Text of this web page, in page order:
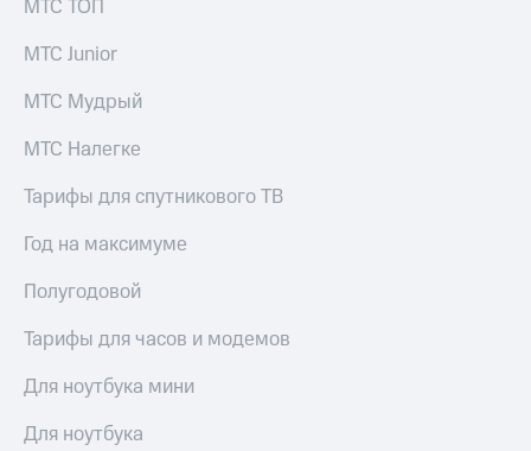
МТС ТОП
МТС Junior
МТС Мудрый
МТС Налегке
Тарифы для спутникового ТВ
Год на максимуме
Полугодовой
Тарифы для часов и модемов
Для ноутбука мини
Для ноутбука